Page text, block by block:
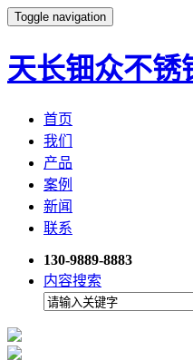
Toggle navigation
天长钿众不锈
首页
我们
产品
案例
新闻
联系
130-9889-8883
内容搜索